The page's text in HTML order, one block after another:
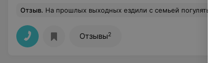
Отзыв. На прошлых выходных ездили с семьей погулять в Минск и останавливались в этой гостинице. Мы искали что то бюджетное, но не хостел и не далеко от центра. Квартиру не хотели из-за проблем с парковками во дворах, а у этой гостиницы свая парковка под шлагбаумом. Первое, что бросается в глаза: светло и чисто. На ресепшене можно купить кофе и к нему вкусняшку. Номер мы взяли блочный с кухней и балконом. Мебель в номере новая, ремонт свежий,
Отзывы2